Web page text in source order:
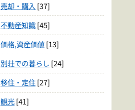
売却・購入 [37]
不動産知識[45]
価格,資産価値[13]
別荘での暮らし [24]
移住・定住[27]
観光[41]